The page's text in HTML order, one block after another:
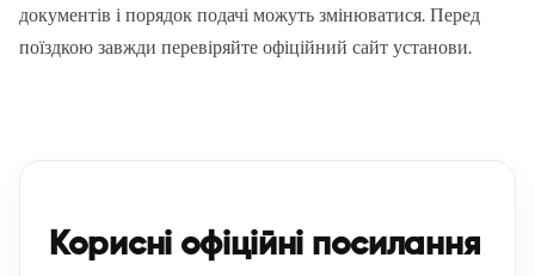
документів і порядок подачі можуть змінюватися. Перед
поїздкою завжди перевіряйте офіційний сайт установи.
Корисні офіційні посилання